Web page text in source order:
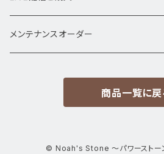
13㎜以上
原石・クラスター
メンテナンスオーダー
商品一覧に戻
© Noah's Stone ～パワーストー